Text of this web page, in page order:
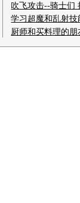
吹飞攻击--骑士们
学习超魔和乱射
厨师和买料理的